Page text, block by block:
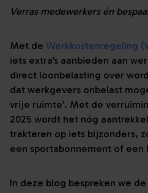
Verras medewerkers én
Met de Werkkostenregeling
iets extra’s aanbieden aan
direct loonbelasting over
dat werkgevers onbelast
vrije ruimte’. Met de
2025 wordt het nóg
trakteren op iets bijzonders,
een sportabonnement of een
In deze blog bespreken we